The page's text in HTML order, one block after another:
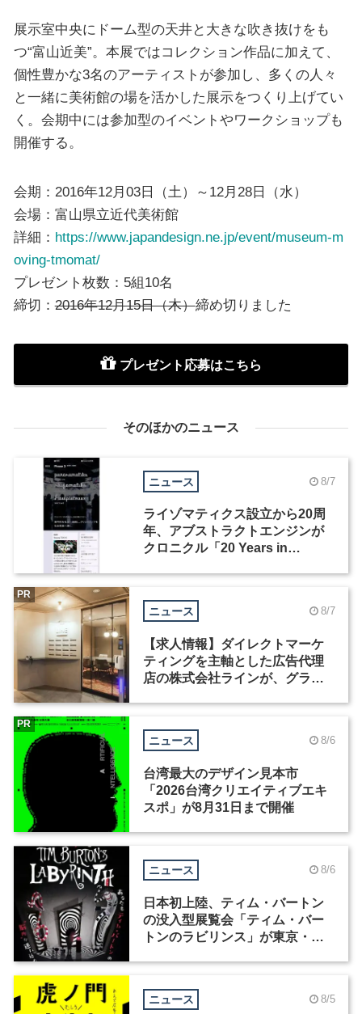
展示室中央にドーム型の天井と大きな吹き抜けをも
つ“富山近美”。本展ではコレクション作品に加えて、
個性豊かな3名のアーティストが参加し、多くの人々
と一緒に美術館の場を活かした展示をつくり上げてい
く。会期中には参加型のイベントやワークショップも
開催する。
会期：2016年12月03日（土）～12月28日（水）
会場：富山県立近代美術館
詳細： https://www.japandesign.ne.jp/event/museum-m
oving-tmomat/
プレゼント枚数：5組10名
締切：2016年12月15日（木）締め切りました
プレゼント応募はこちら
そのほかのニュース
ニュース 8/7
ライゾマティクス設立から20周
年、アブストラクトエンジンが
クロニクル「20 Years in
ニュース 8/7
【求人情報】ダイレクトマーケ
ティングを主軸とした広告代理
店の株式会社ラインが、グラフ
PR
ニュース 8/6
台湾最大のデザイン見本市
「2026台湾クリエイティブエキ
スポ」が8月31日まで開催
PR
ニュース 8/6
日本初上陸、ティム・バートン
の没入型展覧会「ティム・バー
トンのラビリンス」が東京・豊
ニュース 8/5